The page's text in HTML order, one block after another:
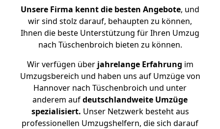
Unsere Firma kennt die besten Angebote, und
wir sind stolz darauf, behaupten zu können,
Ihnen die beste Unterstützung für Ihren Umzug
nach Tüschenbroich bieten zu können.
Wir verfügen überjahrelange Erfahrung im
Umzugsbereich und haben uns auf Umzüge von
Hannover nach Tüschenbroich und unter
anderem aufdeutschlandweite Umzüge
spezialisiert. Unser Netzwerk besteht aus
professionellen Umzugshelfern, die sich darauf